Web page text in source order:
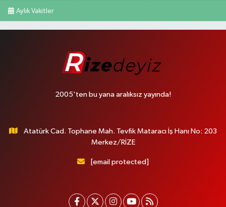
Aylık Vakitler
2005'ten bu yana aralıksız yayında!
Atatürk Cad. Tophane Mah. Tevfik Mataracı İş Hanı No: 203
Merkez/RİZE
[email protected]